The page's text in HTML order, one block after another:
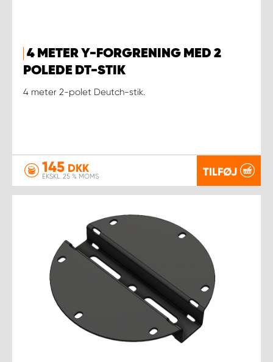
4 METER Y-FORGRENING MED 2
POLEDE DT-STIK
4 meter 2-polet Deutch-stik.
145 DKK
EKSKL. 25 % MOMS TILFØJ